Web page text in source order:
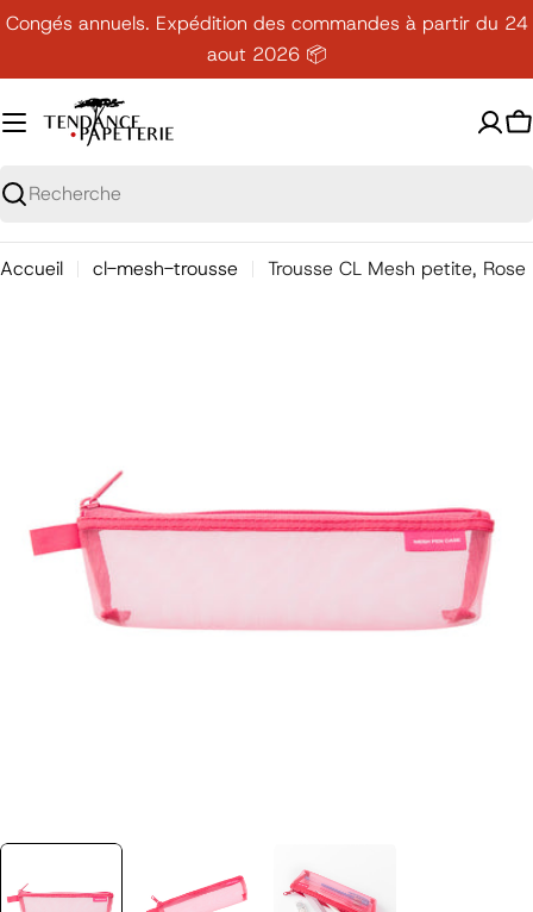
Passer
contenu
Congés annuels. Expédition des commandes à partir du 24
aout 2026 📦
Recherche
Accueil cl-mesh-trousse Trousse CL Mesh petite, Rose
le média 0 en mode modal